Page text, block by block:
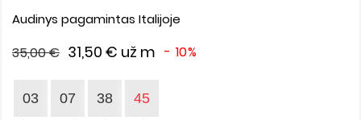
Audinys pagamintas Italijoje
31,50 € už m - 10%
35,00 €
03 07 38 44